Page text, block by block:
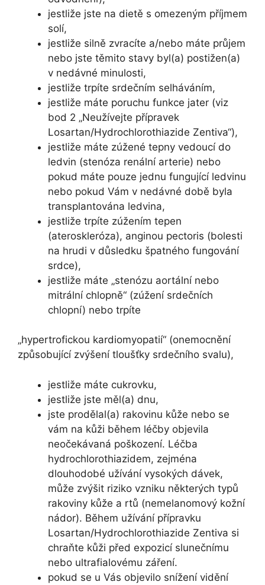
jestliže jste na dietě s omezeným příjmem
solí,
jestliže silně zvracíte a/nebo máte průjem
nebo jste těmito stavy byl(a) postižen(a)
v nedávné minulosti,
jestliže trpíte srdečním selháváním,
jestliže máte poruchu funkce jater (viz
bod 2 „Neužívejte přípravek
Losartan/Hydrochlorothiazide Zentiva“),
jestliže máte zúžené tepny vedoucí do
ledvin (stenóza renální arterie) nebo
pokud máte pouze jednu fungující ledvinu
nebo pokud Vám v nedávné době byla
transplantována ledvina,
jestliže trpíte zúžením tepen
(ateroskleróza), anginou pectoris (bolesti
na hrudi v důsledku špatného fungování
srdce),
jestliže máte „stenózu aortální nebo
mitrální chlopně“ (zúžení srdečních
chlopní) nebo trpíte
„hypertrofickou kardiomyopatií“ (onemocnění
způsobující zvýšení tloušťky srdečního svalu),
jestliže máte cukrovku,
jestliže jste měl(a) dnu,
jste prodělal(a) rakovinu kůže nebo se
vám na kůži během léčby objevila
neočekávaná poškození. Léčba
hydrochlorothiazidem, zejména
dlouhodobé užívání vysokých dávek,
může zvýšit riziko vzniku některých typů
rakoviny kůže a rtů (nemelanomový kožní
nádor). Během užívání přípravku
Losartan/Hydrochlorothiazide Zentiva si
chraňte kůži před expozicí slunečnímu
nebo ultrafialovému záření.
pokud se u Vás objevilo snížení vidění